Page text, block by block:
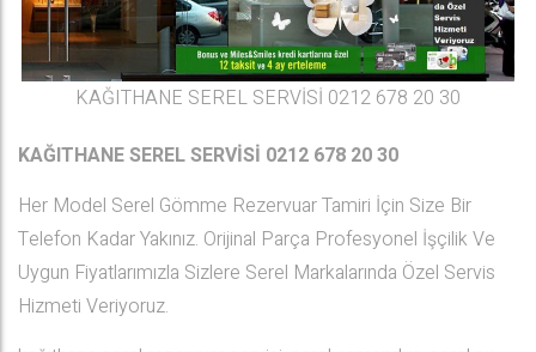
KAĞITHANE SEREL SERVİSİ 0212 678 20 30
KAĞITHANE SEREL SERVİSİ 0212 678 20 30
Her Model Serel Gömme Rezervuar Tamiri İçin Size Bir
Telefon Kadar Yakınız. Orijinal Parça Profesyonel İşçilik Ve
Uygun Fiyatlarımızla Sizlere Serel Markalarında Özel Servis
Hizmeti Veriyoruz.